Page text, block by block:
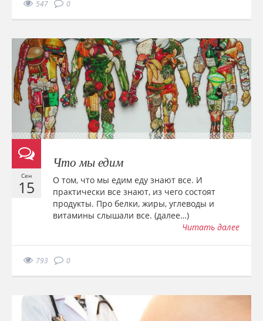
547 0
Сен
15
Что мы едим
О том, что мы едим еду знают все. И
практически все знают, из чего состоят
продукты. Про белки, жиры, углеводы и
витамины слышали все. (далее…)
Читать далее
793 0